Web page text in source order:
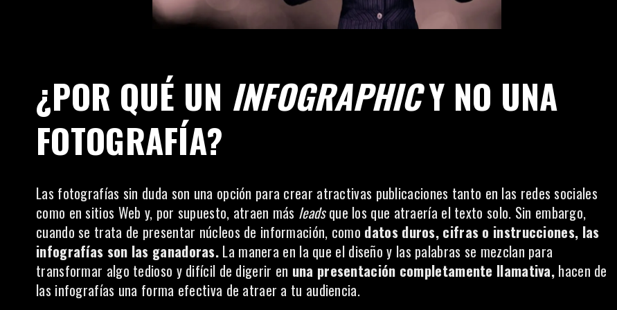
¿POR QUÉ UN INFOGRAPHICY NO UNA
FOTOGRAFÍA?
Las fotografías sin duda son una opción para crear atractivas publicaciones tanto en las redes sociales
como en sitios Web y, por supuesto, atraen más leadsque los que atraería el texto solo. Sin embargo,
cuando se trata de presentar núcleos de información, como datos duros, cifras o instrucciones, las
infografías son las ganadoras. La manera en la que el diseño y las palabras se mezclan para
transformar algo tedioso y difícil de digerir en una presentación completamente llamativa, hacen de
las infografías una forma efectiva de atraer a tu audiencia.